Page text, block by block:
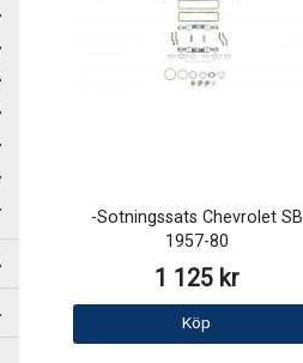
-Sotningssats Chevrolet SB
1957-80
1 125 kr
Köp